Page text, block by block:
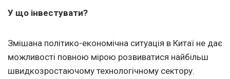
У що інвестувати?
Змішана політико-економічна ситуація в Китаї не дає
можливості повною мірою розвиватися найбільш
швидкозростаючому технологічному сектору.